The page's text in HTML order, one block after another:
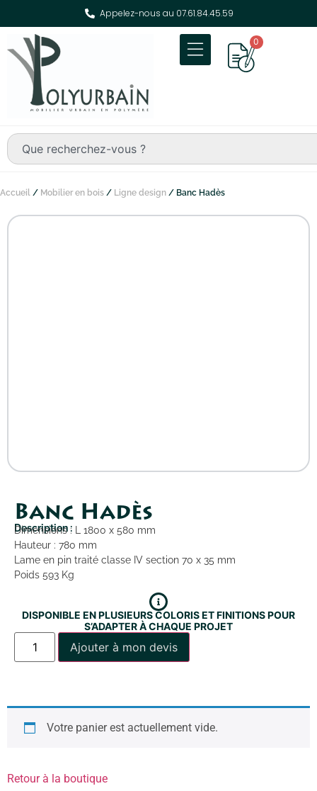
Appelez-nous au 07.61.84.45.59
0
Accueil / Mobilier en bois / Ligne design / Banc Hadès
Banc Hadès
Description :
Dimensions : L 1800 x 580 mm
Hauteur : 780 mm
Lame en pin traité classe IV section 70 x 35 mm
Poids 593 Kg
DISPONIBLE EN PLUSIEURS COLORIS ET FINITIONS POUR
S’ADAPTER À CHAQUE PROJET
Ajouter à mon devis
Votre panier est actuellement vide.
Retour à la boutique